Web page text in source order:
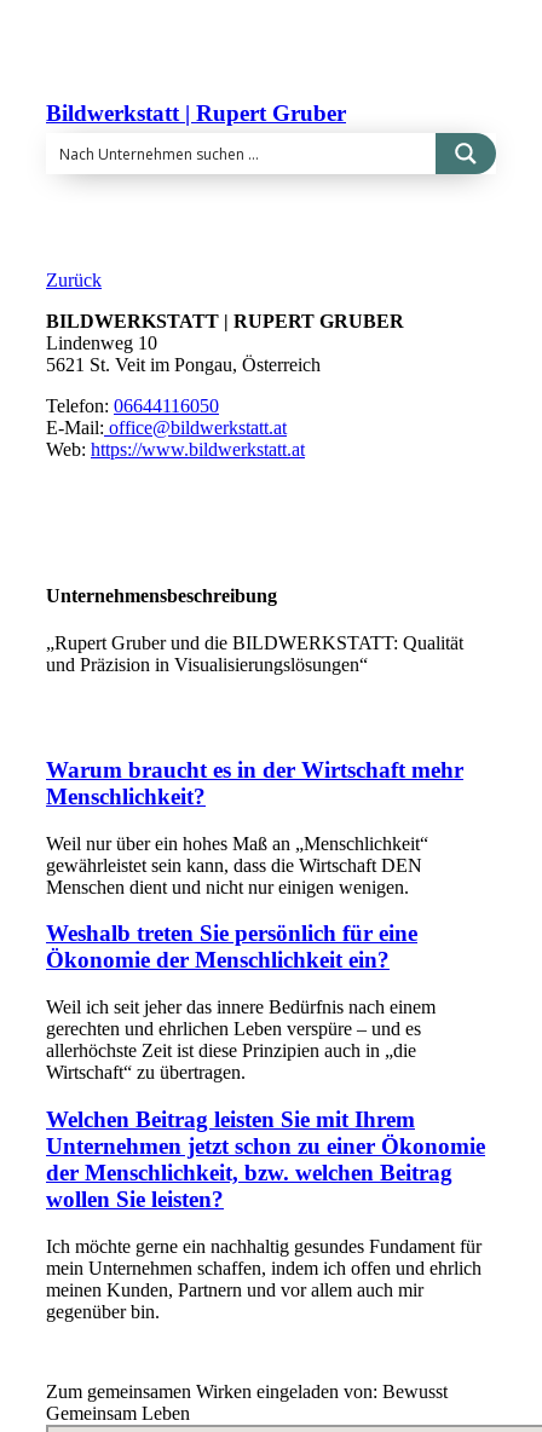
Bildwerkstatt | Rupert Gruber
Zurück
BILDWERKSTATT | RUPERT GRUBER
Lindenweg 10
5621 St. Veit im Pongau, Österreich
Telefon: 06644116050
E-Mail: office@bildwerkstatt.at
Web: https://www.bildwerkstatt.at
Unternehmensbeschreibung
„Rupert Gruber und die BILDWERKSTATT: Qualität
und Präzision in Visualisierungslösungen“
Warum braucht es in der Wirtschaft mehr
Menschlichkeit?
Weil nur über ein hohes Maß an „Menschlichkeit“
gewährleistet sein kann, dass die Wirtschaft DEN
Menschen dient und nicht nur einigen wenigen.
Weshalb treten Sie persönlich für eine
Ökonomie der Menschlichkeit ein?
Weil ich seit jeher das innere Bedürfnis nach einem
gerechten und ehrlichen Leben verspüre – und es
allerhöchste Zeit ist diese Prinzipien auch in „die
Wirtschaft“ zu übertragen.
Welchen Beitrag leisten Sie mit Ihrem
Unternehmen jetzt schon zu einer Ökonomie
der Menschlichkeit, bzw. welchen Beitrag
wollen Sie leisten?
Ich möchte gerne ein nachhaltig gesundes Fundament für
mein Unternehmen schaffen, indem ich offen und ehrlich
meinen Kunden, Partnern und vor allem auch mir
gegenüber bin.
Zum gemeinsamen Wirken eingeladen von: Bewusst
Gemeinsam Leben